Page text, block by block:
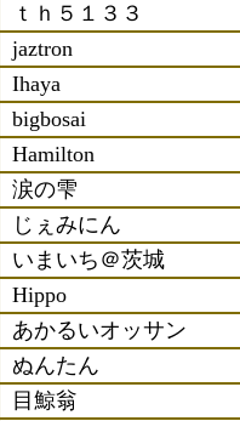
ｔｈ５１３３
jaztron
Ihaya
bigbosai
Hamilton
涙の雫
じぇみにん
いまいち＠茨城
Hippo
あかるいオッサン
ぬんたん
目鯨翁